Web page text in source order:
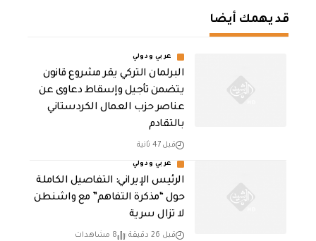
قد يهمك أيضا
عربي ودولي
البرلمان التركي يقر مشروع قانون
يتضمن تأجيل وإسقاط دعاوى عن
عناصر حزب العمال الكردستاني
بالتقادم
قبل 47 ثانية
عربي ودولي
الرئيس الإيراني: التفاصيل الكاملة
حول “مذكرة التفاهم” مع واشنطن
لا تزال سرية
قبل 26 دقيقة 8 مشاهدات